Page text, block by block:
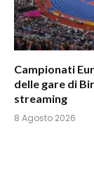
Campionati
delle gare di
streaming
8 Agosto 2026